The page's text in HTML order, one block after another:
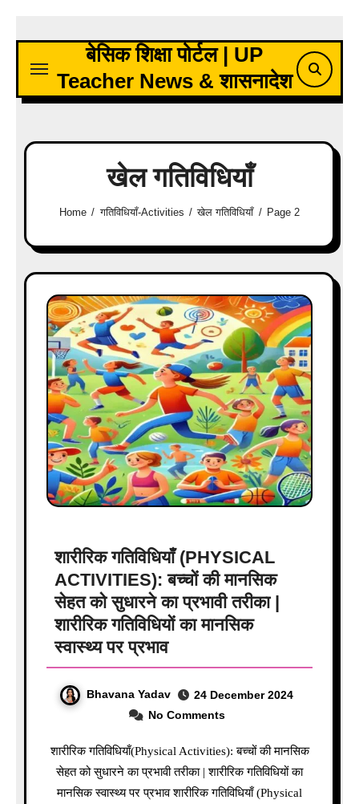
content
बेसिक शिक्षा पोर्टल | UP
Teacher News & शासनादेश
खेल गतिविधियाँ
Home गतिविधियाँ-Activities खेल गतिविधियाँ Page 2
शारीरिक गतिविधियाँ (PHYSICAL
ACTIVITIES): बच्चों की मानसिक
सेहत को सुधारने का प्रभावी तरीका |
शारीरिक गतिविधियों का मानसिक
स्वास्थ्य पर प्रभाव
Bhavana Yadav
24 December 2024
No Comments
शारीरिक गतिविधियाँ(Physical Activities): बच्चों की मानसिक
सेहत को सुधारने का प्रभावी तरीका | शारीरिक गतिविधियों का
मानसिक स्वास्थ्य पर प्रभाव शारीरिक गतिविधियाँ (Physical